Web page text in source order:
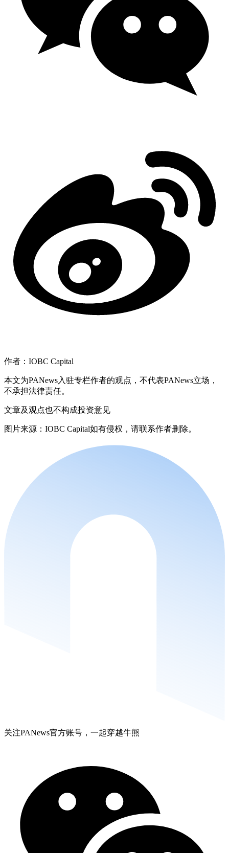
作者：IOBC Capital
本文为PANews入驻专栏作者的观点，不代表PANews立场，
不承担法律责任。
文章及观点也不构成投资意见
图片来源：IOBC Capital如有侵权，请联系作者删除。
关注PANews官方账号，一起穿越牛熊